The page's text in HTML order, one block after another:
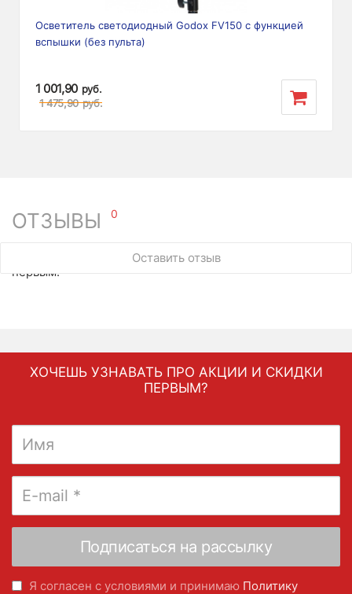
Осветитель светодиодный Godox FV150 с функцией
вспышки (без пульта)
1 001,90 руб.
1 475,90 руб.
ОТЗЫВЫ 0
Оставить отзыв
У этого товара нет ни одного отзыва. Вы можете стать
первым.
ХОЧЕШЬ УЗНАВАТЬ ПРО АКЦИИ И СКИДКИ
ПЕРВЫМ?
Я согласен с условиями и принимаю Политику